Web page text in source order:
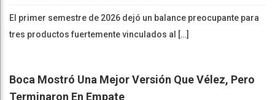
El primer semestre de 2026 dejó un balance preocupante para
tres productos fuertemente vinculados al […]
Boca Mostró Una Mejor Versión Que Vélez, Pero
Terminaron En Empate